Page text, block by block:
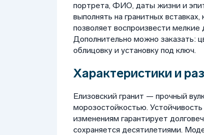
портрета, ФИО, даты жизни и
выполнять на гранитных
позволяет воспроизвести
Дополнительно можно заказать:
облицовку и установку под ключ.
Характеристики и
Елизовский гранит — прочный
морозостойкостью.
изменениям гарантирует
сохраняется десятилетиями.